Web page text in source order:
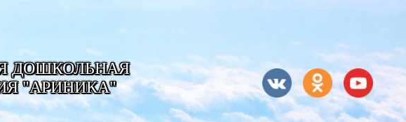
ДОШКОЛЬНАЯ
"АРИНИКА"